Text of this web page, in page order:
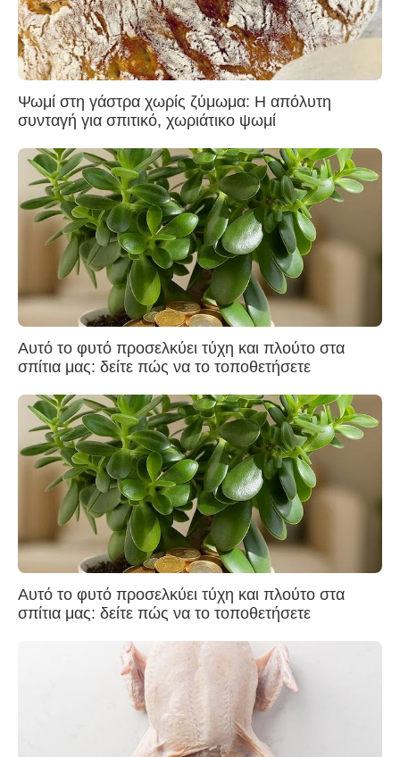
Ψωμί στη γάστρα χωρίς ζύμωμα: Η απόλυτη
συνταγή για σπιτικό, χωριάτικο ψωμί
Αυτό το φυτό προσελκύει τύχη και πλούτο στα
σπίτια μας: δείτε πώς να το τοποθετήσετε
Αυτό το φυτό προσελκύει τύχη και πλούτο στα
σπίτια μας: δείτε πώς να το τοποθετήσετε